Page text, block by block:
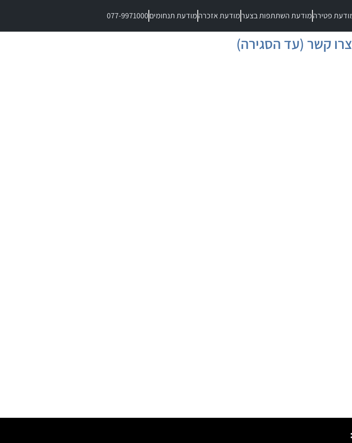
פטירהמודעת השתתפות בצערמודעת אזכרהמודעת תנחומים077-9971000
קשר (עד הסגירה)